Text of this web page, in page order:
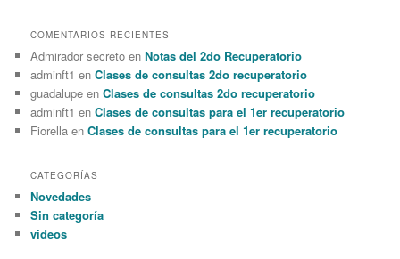
COMENTARIOS RECIENTES
Admirador secreto enNotas del 2do Recuperatorio
adminft1 enClases de consultas 2do recuperatorio
guadalupe enClases de consultas 2do recuperatorio
adminft1 enClases de consultas para el 1er recuperatorio
Fiorella enClases de consultas para el 1er recuperatorio
CATEGORÍAS
Novedades
Sin categoría
videos